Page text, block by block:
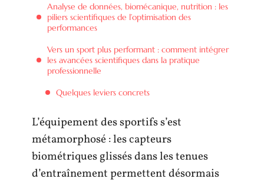
Analyse de données, biomécanique, nutrition : les
piliers scientifiques de l’optimisation des
performances
Vers un sport plus performant : comment intégrer
les avancées scientifiques dans la pratique
professionnelle
Quelques leviers concrets
L’équipement des sportifs s’est
métamorphosé : les capteurs
biométriques glissés dans les tenues
d’entraînement permettent désormais